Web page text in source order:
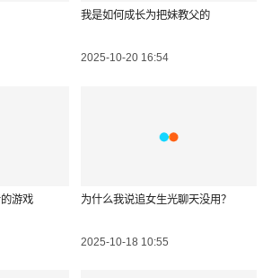
我是如何成长为把妹教父的
2025-10-20 16:54
游戏 为什么我说追女生光聊天没用？
2025-10-18 10:55